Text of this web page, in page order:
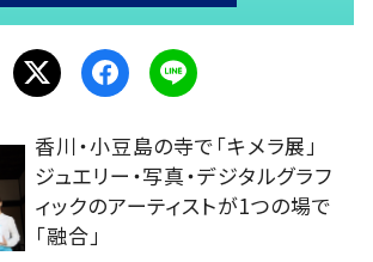
香川・小豆島の寺で「キメラ展」
ジュエリー・写真・デジタルグラフ
ィックのアーティストが1つの場で
「融合」